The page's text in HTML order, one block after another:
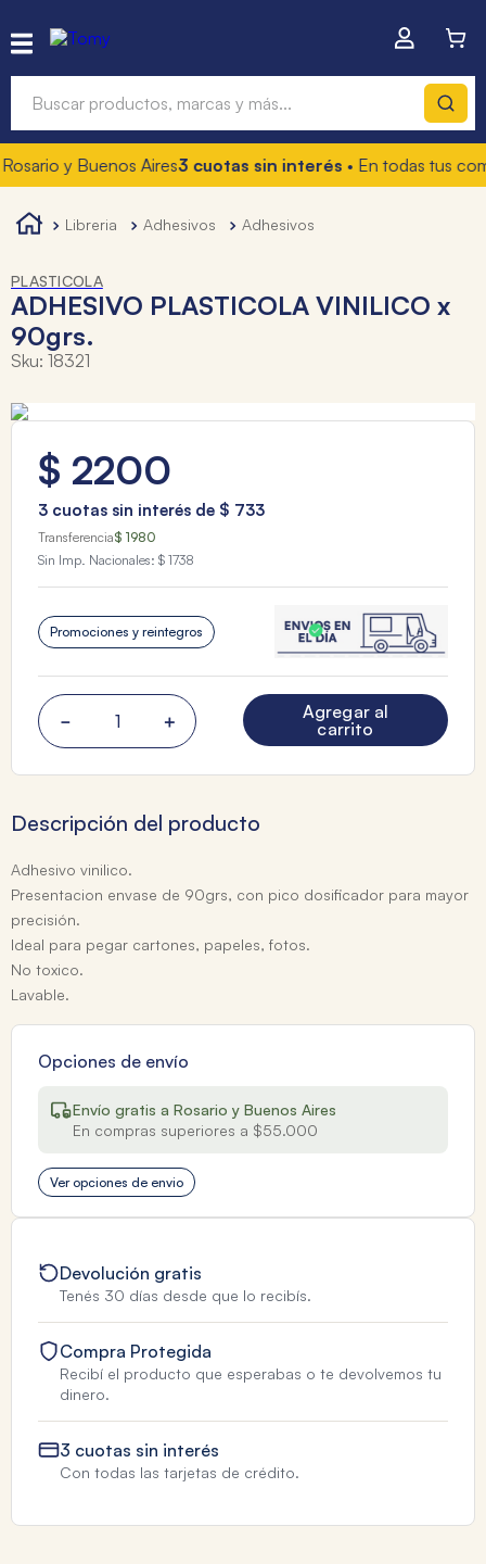
y Buenos Aires 3 cuotas sin interés• En todas tus compras
libreria adhesivos adhesivos
PLASTICOLA
ADHESIVO PLASTICOLA VINILICO x
90grs.
Sku: 18321
$ 2200
3 cuotas sin interés de $ 733
Transferencia$ 1980
Sin Imp. Nacionales: $ 1738
Promociones y reintegros
＋
－
Agregar al
carrito
Descripción del producto
Adhesivo vinilico.
Presentacion envase de 90grs, con pico dosificador para mayor
precisión.
Ideal para pegar cartones, papeles, fotos.
No toxico.
Lavable.
Opciones de envío
Envío gratis a Rosario y Buenos Aires
En compras superiores a $55.000
Ver opciones de envio
Devolución gratis
Tenés 30 días desde que lo recibís.
Compra Protegida
Recibí el producto que esperabas o te devolvemos tu
dinero.
3 cuotas sin interés
Con todas las tarjetas de crédito.
Términos más buscados
1.
hot wheels
3 .
toy story
4. marcadores